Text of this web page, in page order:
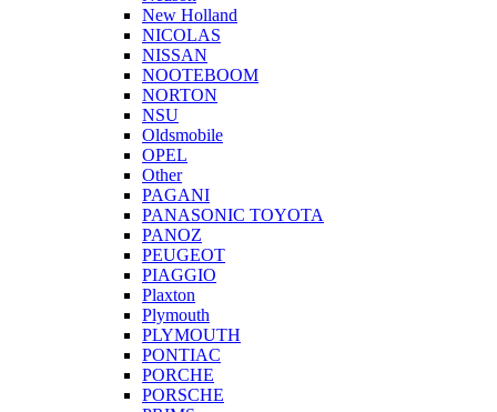
New Holland
NICOLAS
NISSAN
NOOTEBOOM
NORTON
NSU
Oldsmobile
OPEL
Other
PAGANI
PANASONIC TOYOTA
PANOZ
PEUGEOT
PIAGGIO
Plaxton
Plymouth
PLYMOUTH
PONTIAC
PORCHE
PORSCHE